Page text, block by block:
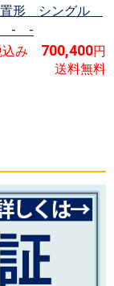
形 シングル
- -
込み 700,400円
送料無料